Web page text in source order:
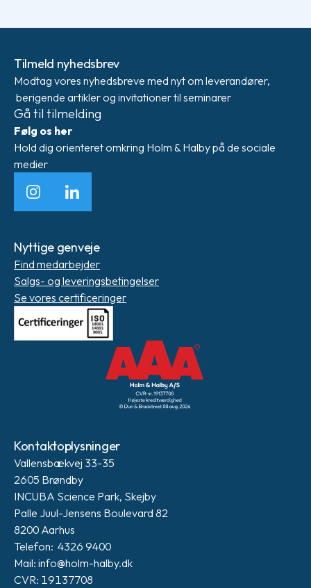
Tilmeld nyhedsbrev
Modtag vores nyhedsbreve med nyt om leverandører,
berigende artikler og invitationer til seminarer
Gå til tilmelding
Følg os her
Hold dig orienteret omkring Holm & Halby på de sociale
medier
InstagramLinkedIn
Nyttige genveje
Find medarbejder
Salgs- og leveringsbetingelser
Se vores certificeringer
Kontaktoplysninger
Vallensbækvej 33-35
2605 Brøndby
INCUBA Science Park, Skejby
Palle Juul-Jensens Boulevard 82
8200 Aarhus
Telefon: 4326 9400
Mail: info@holm-halby.dk
CVR: 19137708